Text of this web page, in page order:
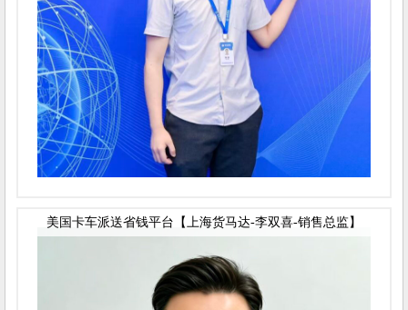
美国卡车派送省钱平台【上海货马达-李双喜-销售总监】